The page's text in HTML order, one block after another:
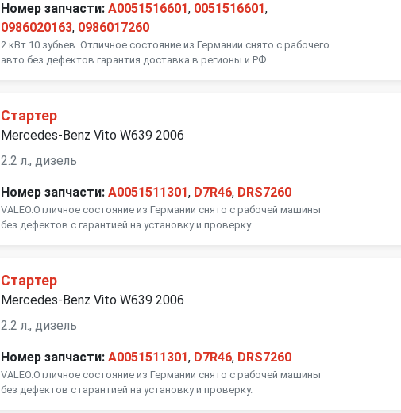
Номер запчасти: A0051516601, 0051516601,
0986020163, 0986017260
2 кВт 10 зубьев. Отличное состояние из Германии снято с рабочего
авто без дефектов гарантия доставка в регионы и РФ
Стартер
Mercedes-Benz Vito W639 2006
2.2 л., дизель
Номер запчасти: A0051511301, D7R46, DRS7260
VALEO.Отличное состояние из Германии снято с рабочей машины
без дефектов с гарантией на установку и проверку.
Стартер
Mercedes-Benz Vito W639 2006
2.2 л., дизель
Номер запчасти: A0051511301, D7R46, DRS7260
VALEO.Отличное состояние из Германии снято с рабочей машины
без дефектов с гарантией на установку и проверку.